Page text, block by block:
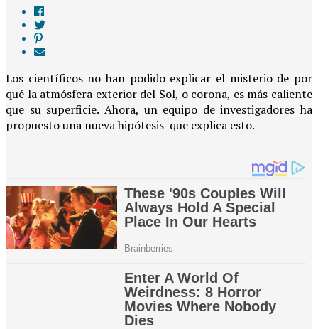
Los científicos no han podido explicar el misterio de por
qué la atmósfera exterior del Sol, o corona, es más caliente
que su superficie. Ahora, un equipo de investigadores ha
propuesto una nueva hipótesis que explica esto.